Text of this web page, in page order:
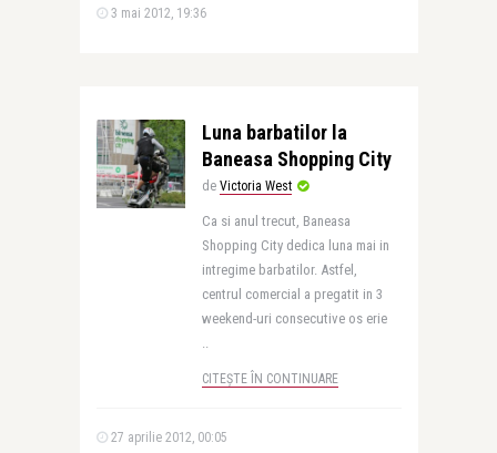
3 mai 2012, 19:36
Luna barbatilor la
Baneasa Shopping City
de Victoria West
Ca si anul trecut, Baneasa
Shopping City dedica luna mai in
intregime barbatilor. Astfel,
centrul comercial a pregatit in 3
weekend-uri consecutive os erie
..
CITEȘTE ÎN CONTINUARE
27 aprilie 2012, 00:05